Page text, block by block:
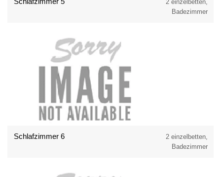
2 einzelbetten,
Badezimmer
Schlafzimmer 6
2 einzelbetten,
Badezimmer